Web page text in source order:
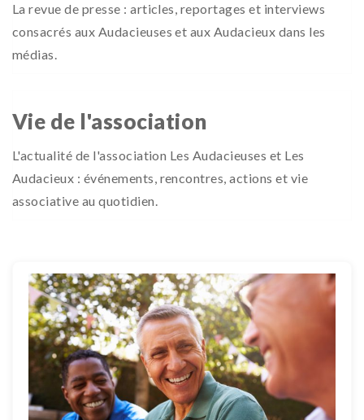
La revue de presse : articles, reportages et interviews
consacrés aux Audacieuses et aux Audacieux dans les
médias.
Vie de l'association
L'actualité de l'association Les Audacieuses et Les
Audacieux : événements, rencontres, actions et vie
associative au quotidien.